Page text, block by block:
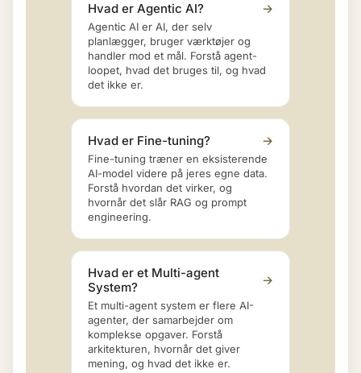
Hvad er Agentic AI? →
Agentic AI er AI, der selv
planlægger, bruger værktøjer og
handler mod et mål. Forstå agent-
loopet, hvad det bruges til, og hvad
det ikke er.
Hvad er Fine-tuning? →
Fine-tuning træner en eksisterende
AI-model videre på jeres egne data.
Forstå hvordan det virker, og
hvornår det slår RAG og prompt
engineering.
Hvad er et Multi-agent
System?
→
Et multi-agent system er flere AI-
agenter, der samarbejder om
komplekse opgaver. Forstå
arkitekturen, hvornår det giver
mening, og hvad det ikke er.